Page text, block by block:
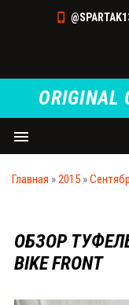
ORIGINAL
menu
Главная »2015 »
ОБЗОР ТУФEЛЬ
BIKE FRONT